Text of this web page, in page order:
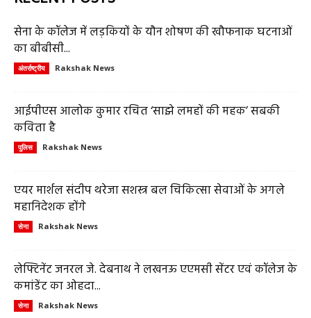
सेना के कॉलेज में लड़कियों के यौन शोषण की खौफनाक घटनाओं
का बीबीसी...
अंतर्राष्ट्रीय Rakshak News
आईपीएस आलोक कुमार रचित ‘साझे लमहों की महक’ सबकी
कविता है
पुलिस Rakshak News
एयर मार्शल संदीप थरेजा सशस्त्र बल चिकित्सा सेवाओं के अगले
महानिदेशक होंगे
सेना Rakshak News
लेफ्टिनेंट जनरल जे. देबनाथ ने लखनऊ एएमसी सेंटर एवं कॉलेज के
कमांडेंट का ओहदा...
सेना Rakshak News